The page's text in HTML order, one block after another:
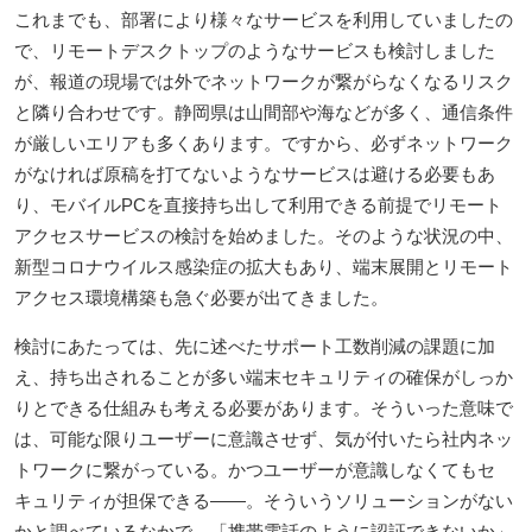
これまでも、部署により様々なサービスを利用していましたの
で、リモートデスクトップのようなサービスも検討しました
が、報道の現場では外でネットワークが繋がらなくなるリスク
と隣り合わせです。静岡県は山間部や海などが多く、通信条件
が厳しいエリアも多くあります。ですから、必ずネットワーク
がなければ原稿を打てないようなサービスは避ける必要もあ
り、モバイルPCを直接持ち出して利用できる前提でリモート
アクセスサービスの検討を始めました。そのような状況の中、
新型コロナウイルス感染症の拡大もあり、端末展開とリモート
アクセス環境構築も急ぐ必要が出てきました。
検討にあたっては、先に述べたサポート工数削減の課題に加
え、持ち出されることが多い端末セキュリティの確保がしっか
りとできる仕組みも考える必要があります。そういった意味で
は、可能な限りユーザーに意識させず、気が付いたら社内ネッ
トワークに繋がっている。かつユーザーが意識しなくてもセ
キュリティが担保できる――。そういうソリューションがない